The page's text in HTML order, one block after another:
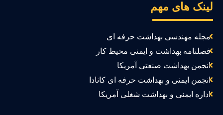
های مهم
مجله مهندسی بهداشت حرفه ای
فصلنامه بهداشت و ایمنی محیط کار
انجمن بهداشت صنعتی آمریکا
انجمن ایمنی و بهداشت حرفه ای کانادا
اداره ایمنی و بهداشت شغلی آمریکا